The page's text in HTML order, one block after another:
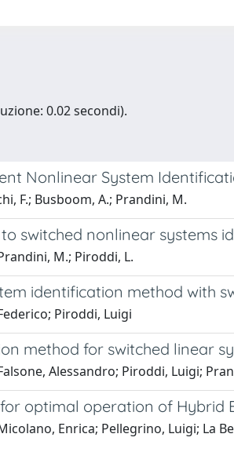
0.02 secondi).
Nonlinear System
F.; Busboom, A.; Prandini, M.
switched nonlinear systems
M.; Piroddi, L.
identification method with
Piroddi, Luigi
method for switched linear
Alessandro; Piroddi, Luigi;
optimal operation of Hybrid
Enrica; Pellegrino, Luigi; La